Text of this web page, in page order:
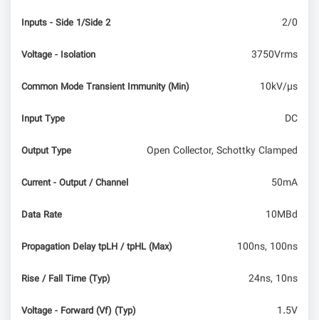
Inputs - Side 1/Side 2 2/0
Voltage - Isolation 3750Vrms
Common Mode Transient Immunity (Min) 10kV/µs
Input Type DC
Output Type Open Collector, Schottky Clamped
Current - Output / Channel 50mA
Data Rate 10MBd
Propagation Delay tpLH / tpHL (Max) 100ns, 100ns
Rise / Fall Time (Typ) 24ns, 10ns
Voltage - Forward (Vf) (Typ) 1.5V